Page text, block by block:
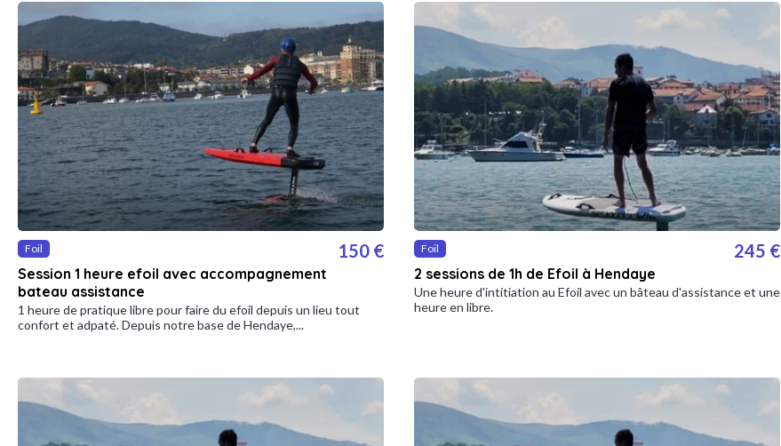
Foil
Session 1 heure efoil avec accompagnement
bateau assistance
150 €
1 heure de pratique libre pour faire du efoil depuis un lieu tout
confort et adpaté. Depuis notre base de Hendaye,...
Foil
2 sessions de 1h de Efoil à Hendaye
245 €
Une heure d'intitiation au Efoil avec un bâteau d'assistance et une
heure en libre.